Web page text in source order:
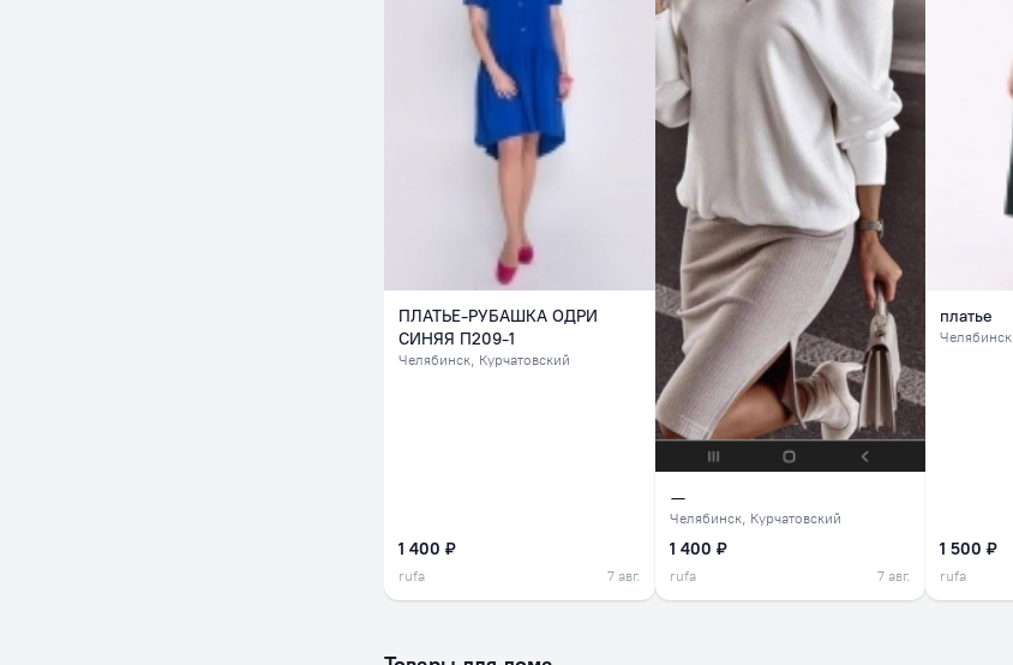
ПЛАТЬЕ-РУБАШКА ОДРИ
СИНЯЯ П209-1
Челябинск, Курчатовский
1 400 ₽
rufa 7 авг.
—
Челябинск, Курчатовский
1 400 ₽
rufa 7 авг.
платье
Челябинск
1 500 ₽
rufa